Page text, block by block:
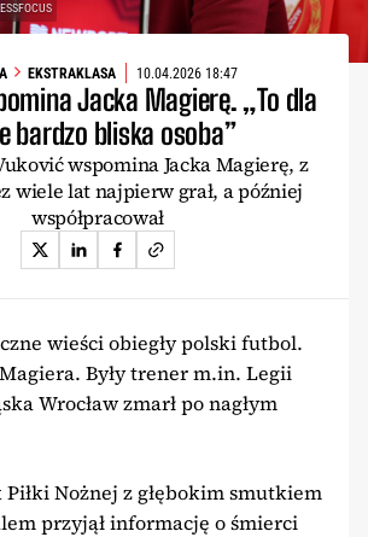
EKSTRAKLASA 10.04.2026 18:47
Jacka Magierę. „To dla
bardzo bliska osoba”
wspomina Jacka Magierę, z
wiele lat najpierw grał, a później
współpracował
wieści obiegły polski futbol.
Były trener m.in. Legii
Wrocław zmarł po nagłym
Nożnej z głębokim smutkiem
przyjął informację o śmierci